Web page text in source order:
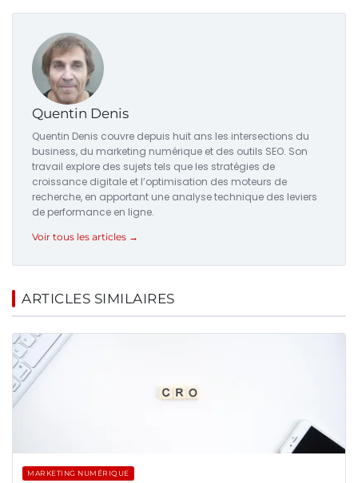
Quentin Denis
Quentin Denis couvre depuis huit ans les intersections du
business, du marketing numérique et des outils SEO. Son
travail explore des sujets tels que les stratégies de
croissance digitale et l’optimisation des moteurs de
recherche, en apportant une analyse technique des leviers
de performance en ligne.
Voir tous les articles →
ARTICLES SIMILAIRES
MARKETING NUMÉRIQUE